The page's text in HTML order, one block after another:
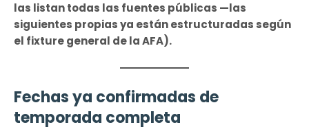
las listan todas las fuentes públicas —las
siguientes propias ya están estructuradas según
el fixture general de la AFA).
Fechas ya confirmadas de
temporada completa